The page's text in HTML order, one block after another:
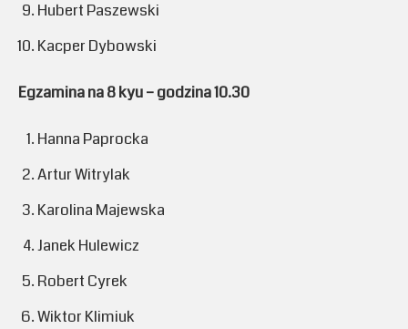
Hubert Paszewski
Kacper Dybowski
Egzamina na 8 kyu – godzina 10.30
Hanna Paprocka
Artur Witrylak
Karolina Majewska
Janek Hulewicz
Robert Cyrek
Wiktor Klimiuk